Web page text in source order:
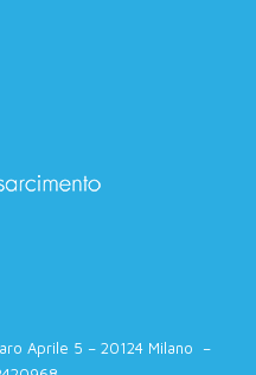
Aprile 5 – 20124 Milano –